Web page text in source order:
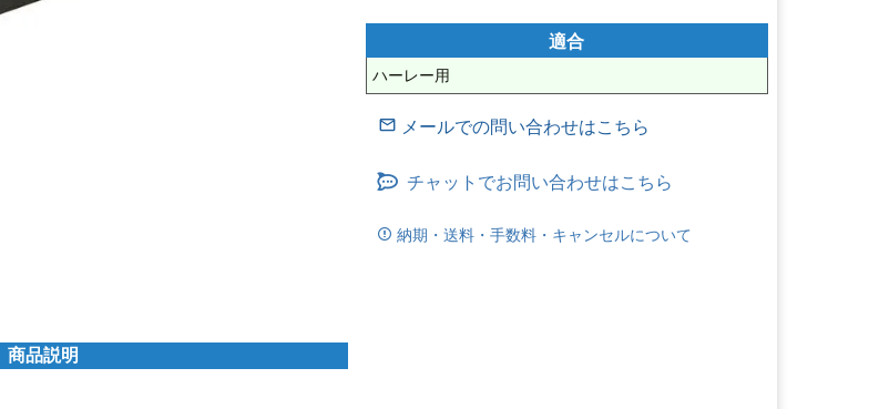
商品説明
適合
ハーレー用
チャットでお問い合わせはこちら
納期・送料・手数料・キャンセルについて